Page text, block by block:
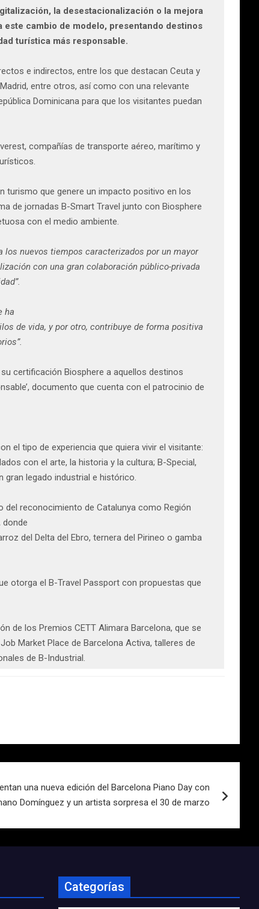
la desestacionalización o la mejora
cambio de modelo, presentando destinos
turística más responsable.
e indirectos, entre los que destacan Ceuta y
entre otros, así como con una relevante
Dominicana para que los visitantes puedan
compañías de transporte aéreo, marítimo y
turismo que genere un impacto positivo en los
de jornadas B-Smart Travel junto con Biosphere
con el medio ambiente.
los nuevos tiempos caracterizados por un mayor
con una gran colaboración público-privada
ha
de vida, y por otro, contribuye de forma positiva
certificación Biosphere a aquellos destinos
documento que cuenta con el patrocinio de
el tipo de experiencia que quiera vivir el visitante:
con el arte, la historia y la cultura; B-Special,
gran legado industrial e histórico.
reconocimiento de Catalunya como Región
donde
del Delta del Ebro, ternera del Pirineo o gamba
otorga el B-Travel Passport con propuestas que
de los Premios CETT Alimara Barcelona, que se
Market Place de Barcelona Activa, talleres de
de B-Industrial.
una nueva edición del Barcelona Piano Day con
Domínguez y un artista sorpresa el 30 de marzo
Categorías